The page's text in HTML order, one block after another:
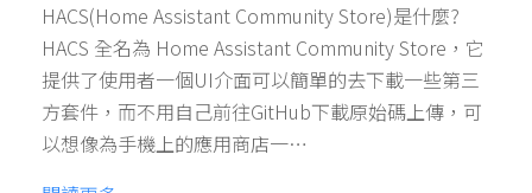
HACS(Home Assistant Community Store)是什麼?
HACS 全名為 Home Assistant Community Store，它
提供了使用者一個UI介面可以簡單的去下載一些第三
方套件，而不用自己前往GitHub下載原始碼上傳，可
以想像為手機上的應用商店一…